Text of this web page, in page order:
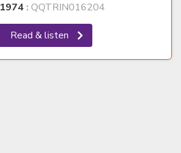
1974 : QQTRIN016204
Read & listen